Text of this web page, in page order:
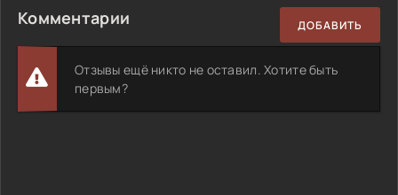
Комментарии ДОБАВИТЬ
Отзывы ещё никто не оставил. Хотите быть
первым?